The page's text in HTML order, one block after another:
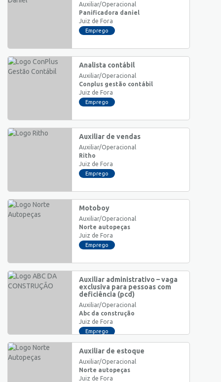
Auxiliar/Operacional
Panificadora daniel
Juiz de Fora
Emprego
Analista contábil
Auxiliar/Operacional
Conplus gestão contábil
Juiz de Fora
Emprego
Auxiliar de vendas
Auxiliar/Operacional
Ritho
Juiz de Fora
Emprego
Motoboy
Auxiliar/Operacional
Norte autopeças
Juiz de Fora
Emprego
Auxiliar administrativo – vaga
exclusiva para pessoas com
deficiência (pcd)
Auxiliar/Operacional
Abc da construção
Juiz de Fora
Emprego
Auxiliar de estoque
Auxiliar/Operacional
Norte autopeças
Juiz de Fora